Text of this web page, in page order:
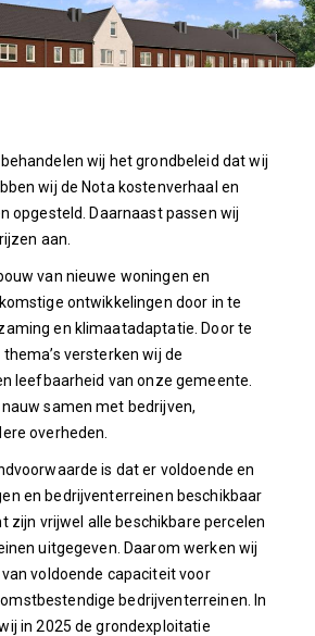
wij het grondbeleid dat wij
wij de Nota kostenverhaal en
opgesteld. Daarnaast passen wij
aan.
van nieuwe woningen en
ontwikkelingen door in te
en klimaatadaptatie. Door te
versterken wij de
leefbaarheid van onze gemeente.
samen met bedrijven,
overheden.
is dat er voldoende en
en bedrijventerreinen beschikbaar
zijn vrijwel alle beschikbare percelen
uitgegeven. Daarom werken wij
voldoende capaciteit voor
bedrijventerreinen. In
in 2025 de grondexploitatie